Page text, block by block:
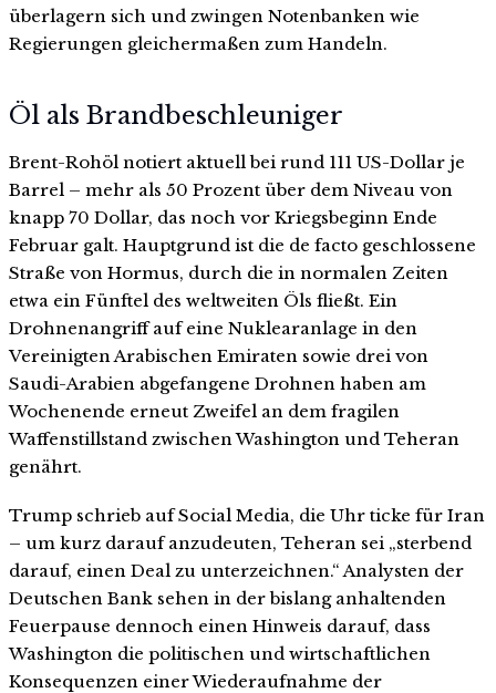
überlagern sich und zwingen Notenbanken wie
Regierungen gleichermaßen zum Handeln.
Öl als Brandbeschleuniger
Brent-Rohöl notiert aktuell bei rund 111 US-Dollar je
Barrel – mehr als 50 Prozent über dem Niveau von
knapp 70 Dollar, das noch vor Kriegsbeginn Ende
Februar galt. Hauptgrund ist die de facto geschlossene
Straße von Hormus, durch die in normalen Zeiten
etwa ein Fünftel des weltweiten Öls fließt. Ein
Drohnenangriff auf eine Nuklearanlage in den
Vereinigten Arabischen Emiraten sowie drei von
Saudi-Arabien abgefangene Drohnen haben am
Wochenende erneut Zweifel an dem fragilen
Waffenstillstand zwischen Washington und Teheran
genährt.
Trump schrieb auf Social Media, die Uhr ticke für Iran
– um kurz darauf anzudeuten, Teheran sei „sterbend
darauf, einen Deal zu unterzeichnen.“ Analysten der
Deutschen Bank sehen in der bislang anhaltenden
Feuerpause dennoch einen Hinweis darauf, dass
Washington die politischen und wirtschaftlichen
Konsequenzen einer Wiederaufnahme der